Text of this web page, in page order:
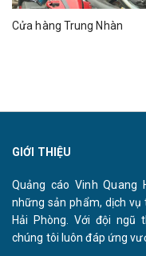
Cửa hàng Trung Nhàn
GIỚI THIỆU
Quảng cáo Vinh
những sản phẩm, dịch vụ
Hải Phòng. Với đội ngũ
chúng tôi luôn đáp ứng